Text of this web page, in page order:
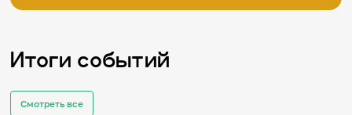
Итоги событий
Смотреть все